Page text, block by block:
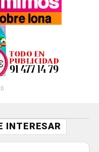
INTERESAR